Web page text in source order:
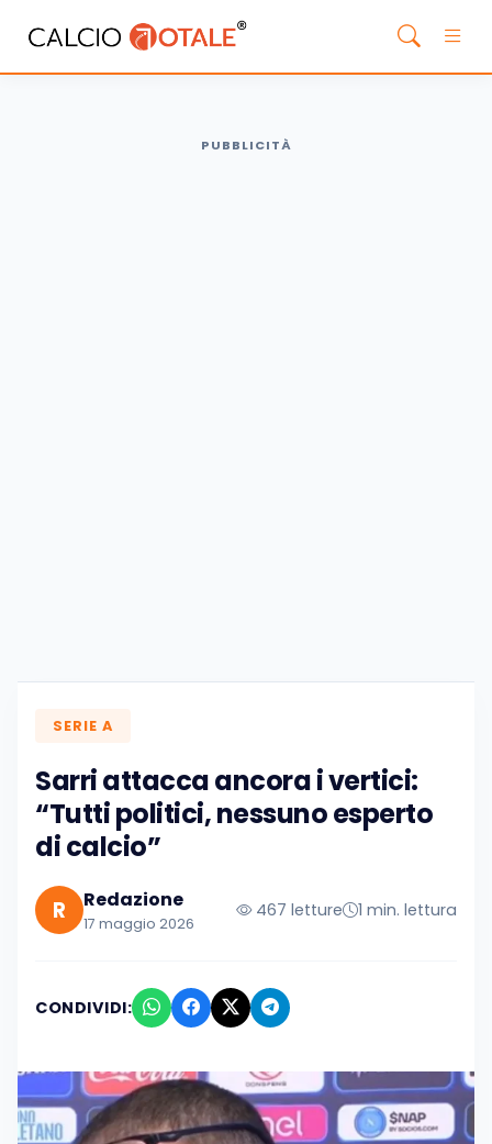
PUBBLICITÀ
SERIE A
Sarri attacca ancora i vertici:
“Tutti politici, nessuno esperto
di calcio”
R Redazione
17 maggio 2026
467 letture 1 min. lettura
CONDIVIDI: